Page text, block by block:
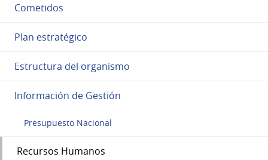
Cometidos
Plan estratégico
Estructura del organismo
Información de Gestión
Presupuesto Nacional
Recursos Humanos